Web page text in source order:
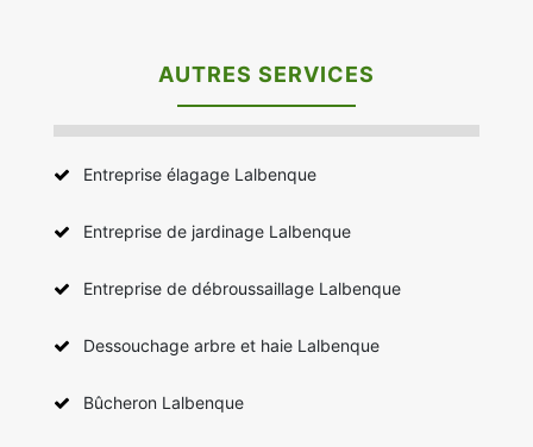
AUTRES SERVICES
Entreprise élagage Lalbenque
Entreprise de jardinage Lalbenque
Entreprise de débroussaillage Lalbenque
Dessouchage arbre et haie Lalbenque
Bûcheron Lalbenque